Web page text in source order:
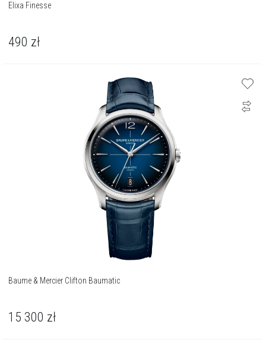
Elixa Finesse
490 zł
Baume & Mercier Clifton Baumatic
15 300 zł